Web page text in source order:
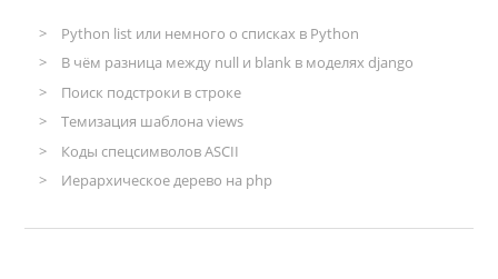
Python list или немного о списках в Python
В чём разница между null и blank в моделях django
Поиск подстроки в строке
Темизация шаблона views
Коды спецсимволов ASCII
Иерархическое дерево на php